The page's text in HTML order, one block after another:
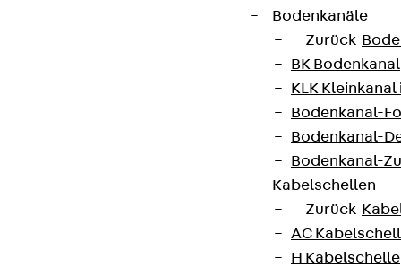
Bodenkanäle
Zurück
BK Bodenkanal
KLK
Bodenkanal-
Bodenkanal-
Bodenkanal-
Kabelschellen
Zurück
AC
H Kabelschelle